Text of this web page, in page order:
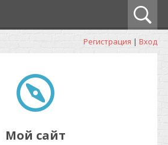
Регистрация | Вход
Мой сайт